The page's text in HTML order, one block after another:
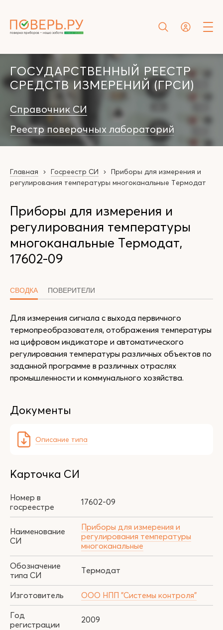
ГОСУДАРСТВЕННЫЙ РЕЕСТР
СРЕДСТВ ИЗМЕРЕНИЙ (ГРСИ)
Справочник СИ
Реестр поверочных лабораторий
Главная Госреестр СИ
Приборы для измерения и
регулирования температуры многоканальные Термодат
Приборы для измерения и
регулирования температуры
многоканальные Термодат,
17602-09
СВОДКА ПОВЕРИТЕЛИ
Для измерения сигнала с выхода первичного
термопреобразователя, отображения температуры
на цифровом индикаторе и автоматического
регулирования температуры различных объектов по
заданной программе в различных отраслях
промышленности и коммунального хозяйства.
Документы
Описание типа
Карточка СИ
Номер в
госреестре
17602-09
Наименование
СИ
Приборы для измерения и
регулирования температуры
многоканальные
Обозначение
типа СИ
Термодат
Изготовитель
ООО НПП "Системы контроля"
Год
регистрации
2009